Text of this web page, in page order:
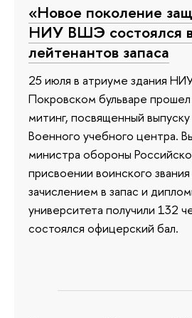
«Новое поколение
НИУ ВШЭ состоялся
лейтенантов запаса
25 июля в атриуме здания
Покровском бульваре
митинг, посвященный
Военного учебного центра.
министра обороны
присвоении воинского
зачислением в запас и
университета получили 132
состоялся офицерский бал.